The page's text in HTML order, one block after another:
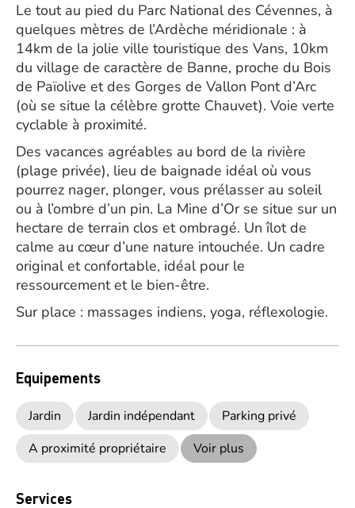
Le tout au pied du Parc National des Cévennes, à
quelques mètres de l’Ardèche méridionale : à
14km de la jolie ville touristique des Vans, 10km
du village de caractère de Banne, proche du Bois
de Païolive et des Gorges de Vallon Pont d’Arc
(où se situe la célèbre grotte Chauvet). Voie verte
cyclable à proximité.
Des vacances agréables au bord de la rivière
(plage privée), lieu de baignade idéal où vous
pourrez nager, plonger, vous prélasser au soleil
ou à l’ombre d’un pin. La Mine d’Or se situe sur un
hectare de terrain clos et ombragé. Un îlot de
calme au cœur d’une nature intouchée. Un cadre
original et confortable, idéal pour le
ressourcement et le bien-être.
Sur place : massages indiens, yoga, réflexologie.
Equipements
Jardin Jardin indépendant
Parking privé
A proximité propriétaire
Voir plus
Services